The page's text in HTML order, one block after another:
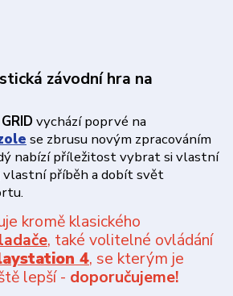
závodní hra na
GRID vychází poprvé na
se zbrusu novým zpracováním
nabízí příležitost vybrat si vlastní
příběh a dobít svět
kromě klasického
, také volitelné ovládání
4, se kterým je
lepší - doporučujeme!